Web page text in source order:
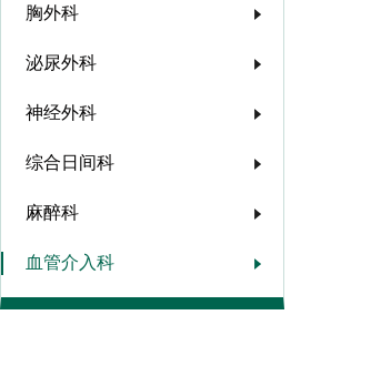
胸外科
泌尿外科
神经外科
综合日间科
麻醉科
血管介入科